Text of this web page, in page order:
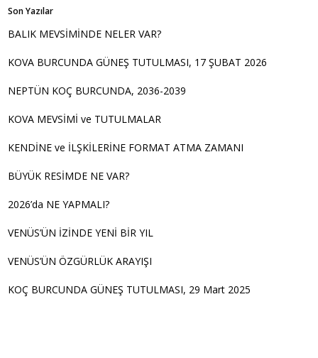
Son Yazılar
BALIK MEVSİMİNDE NELER VAR?
KOVA BURCUNDA GÜNEŞ TUTULMASI, 17 ŞUBAT 2026
NEPTÜN KOÇ BURCUNDA, 2036-2039
KOVA MEVSİMİ ve TUTULMALAR
KENDİNE ve İLŞKİLERİNE FORMAT ATMA ZAMANI
BÜYÜK RESİMDE NE VAR?
2026’da NE YAPMALI?
VENÜS’ÜN İZİNDE YENİ BİR YIL
VENÜS’ÜN ÖZGÜRLÜK ARAYIŞI
KOÇ BURCUNDA GÜNEŞ TUTULMASI, 29 Mart 2025